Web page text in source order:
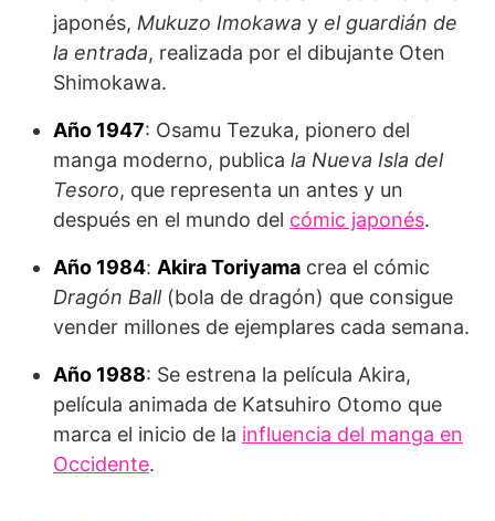
japonés, Mukuzo Imokawa y el guardián de
la entrada, realizada por el dibujante Oten
Shimokawa.
Año 1947: Osamu Tezuka, pionero del
manga moderno, publica la Nueva Isla del
Tesoro, que representa un antes y un
después en el mundo del cómic japonés.
Año 1984: Akira Toriyama crea el cómic
Dragón Ball(bola de dragón) que consigue
vender millones de ejemplares cada semana.
Año 1988: Se estrena la película Akira,
película animada de Katsuhiro Otomo que
marca el inicio de la influencia del manga en
Occidente.